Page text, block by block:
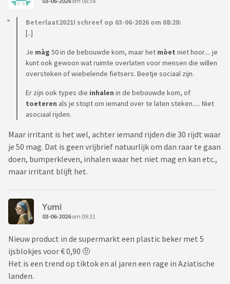
Beterlaat2021! schreef op 03-06-2026 om 08:28:
[..]
Je màg 50 in de bebouwde kom, maar het mòet niet hoor.... je
kunt ook gewoon wat ruimte overlaten voor mensen die willen
oversteken of wiebelende fietsers. Beetje sociaal zijn.
Er zijn ook types die inhalen in de bebouwde kom, of
toeteren als je stopt om iemand over te laten steken..... Niet
asociaal rijden.
Maar irritant is het wel, achter iemand rijden die 30 rijdt waar
je 50 mag. Dat is geen vrijbrief natuurlijk om dan raar te gaan
doen, bumperkleven, inhalen waar het niet mag en kan etc.,
maar irritant blijft het.
Yumi
03-06-2026om 09:31
Nieuw product in de supermarkt een plastic beker met 5
ijsblokjes voor € 0,90 🤨
Het is een trend op tiktok en al jaren een rage in Aziatische
landen.